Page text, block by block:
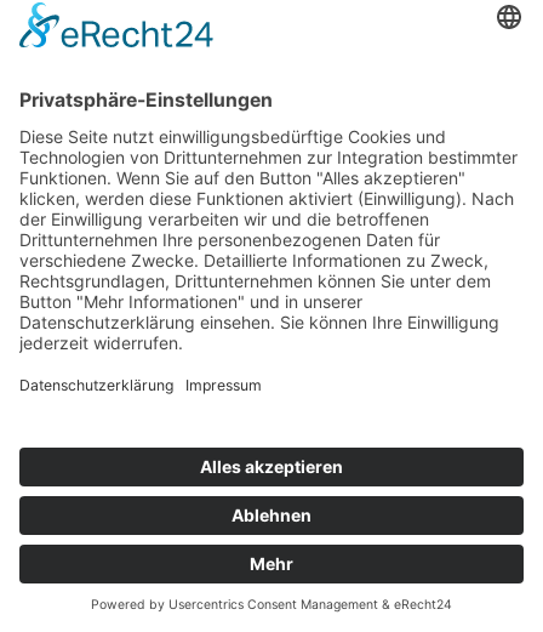
Mobbingprävention
Personalvertretung
Lehrende
Alumni Club
Mitgliedschaft
Exklusive Vorteile
Veranstaltungen
Über uns
Institute & Schulen
Ausbildung
Studienrichtungen
Personen
Koordination der Fachbereiche
Studienrichtungen
Kontakt & Personen
Fortbildung
Fortbildung
Weiterbildung
Personen
Kontakt
Medienbildung
Bildungsangebote